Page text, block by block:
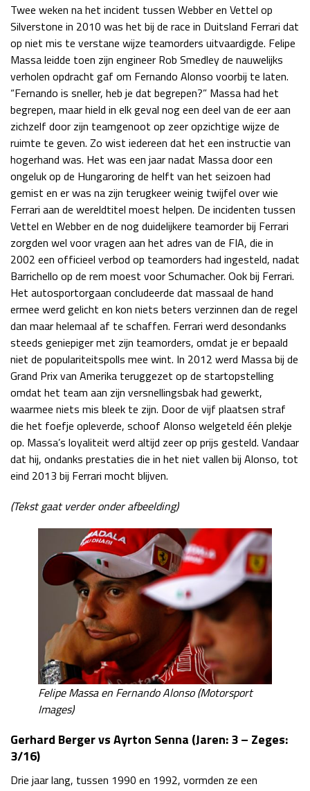
Twee weken na het incident tussen Webber en Vettel op
Silverstone in 2010 was het bij de race in Duitsland Ferrari dat
op niet mis te verstane wijze teamorders uitvaardigde. Felipe
Massa leidde toen zijn engineer Rob Smedley de nauwelijks
verholen opdracht gaf om Fernando Alonso voorbij te laten.
“Fernando is sneller, heb je dat begrepen?” Massa had het
begrepen, maar hield in elk geval nog een deel van de eer aan
zichzelf door zijn teamgenoot op zeer opzichtige wijze de
ruimte te geven. Zo wist iedereen dat het een instructie van
hogerhand was. Het was een jaar nadat Massa door een
ongeluk op de Hungaroring de helft van het seizoen had
gemist en er was na zijn terugkeer weinig twijfel over wie
Ferrari aan de wereldtitel moest helpen. De incidenten tussen
Vettel en Webber en de nog duidelijkere teamorder bij Ferrari
zorgden wel voor vragen aan het adres van de FIA, die in
2002 een officieel verbod op teamorders had ingesteld, nadat
Barrichello op de rem moest voor Schumacher. Ook bij Ferrari.
Het autosportorgaan concludeerde dat massaal de hand
ermee werd gelicht en kon niets beters verzinnen dan de regel
dan maar helemaal af te schaffen. Ferrari werd desondanks
steeds geniepiger met zijn teamorders, omdat je er bepaald
niet de populariteitspolls mee wint. In 2012 werd Massa bij de
Grand Prix van Amerika teruggezet op de startopstelling
omdat het team aan zijn versnellingsbak had gewerkt,
waarmee niets mis bleek te zijn. Door de vijf plaatsen straf
die het foefje opleverde, schoof Alonso welgeteld één plekje
op. Massa’s loyaliteit werd altijd zeer op prijs gesteld. Vandaar
dat hij, ondanks prestaties die in het niet vallen bij Alonso, tot
eind 2013 bij Ferrari mocht blijven.
(Tekst gaat verder onder afbeelding)
Felipe Massa en Fernando Alonso (Motorsport
Images)
Gerhard Berger vs Ayrton Senna (Jaren: 3 – Zeges:
3/16)
Drie jaar lang, tussen 1990 en 1992, vormden ze een